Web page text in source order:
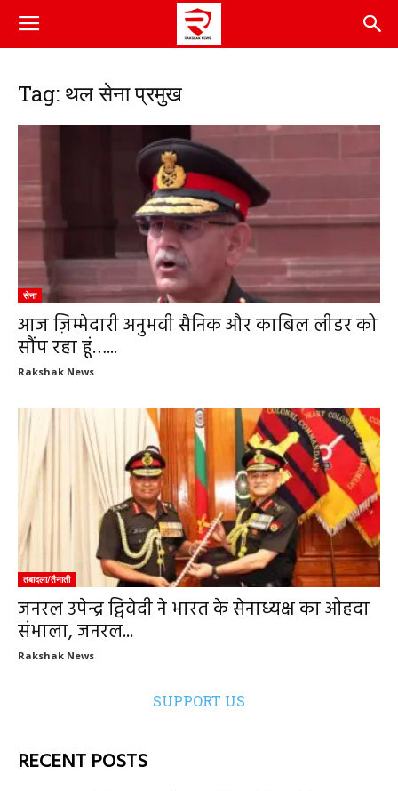
Tag: थल सेना प्रमुख
सेना
आज ज़िम्मेदारी अनुभवी सैनिक और काबिल लीडर को
सौंप रहा हूं…...
Rakshak News
तबादला/तैनाती
जनरल उपेन्द्र द्विवेदी ने भारत के सेनाध्यक्ष का ओहदा
संभाला, जनरल...
Rakshak News
SUPPORT US
RECENT POSTS